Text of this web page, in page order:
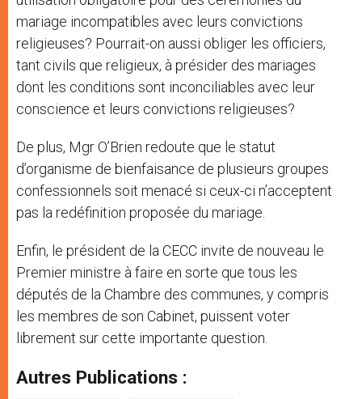
mariage incompatibles avec leurs convictions
religieuses? Pourrait-on aussi obliger les officiers,
tant civils que religieux, à présider des mariages
dont les conditions sont inconciliables avec leur
conscience et leurs convictions religieuses?
De plus, Mgr O’Brien redoute que le statut
d’organisme de bienfaisance de plusieurs groupes
confessionnels soit menacé si ceux-ci n’acceptent
pas la redéfinition proposée du mariage.
Enfin, le président de la CECC invite de nouveau le
Premier ministre à faire en sorte que tous les
députés de la Chambre des communes, y compris
les membres de son Cabinet, puissent voter
librement sur cette importante question.
Autres Publications :